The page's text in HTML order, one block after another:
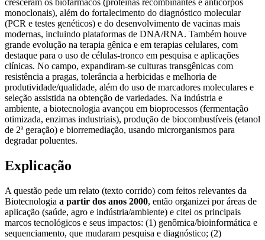
cresceram os biofármacos (proteínas recombinantes e anticorpos
monoclonais), além do fortalecimento do diagnóstico molecular
(PCR e testes genéticos) e do desenvolvimento de vacinas mais
modernas, incluindo plataformas de DNA/RNA. Também houve
grande evolução na terapia gênica e em terapias celulares, com
destaque para o uso de células-tronco em pesquisa e aplicações
clínicas. No campo, expandiram-se culturas transgênicas com
resistência a pragas, tolerância a herbicidas e melhoria de
produtividade/qualidade, além do uso de marcadores moleculares e
seleção assistida na obtenção de variedades. Na indústria e
ambiente, a biotecnologia avançou em bioprocessos (fermentação
otimizada, enzimas industriais), produção de biocombustíveis (etanol
de 2ª geração) e biorremediação, usando microrganismos para
degradar poluentes.
Explicação
A questão pede um relato (texto corrido) com feitos relevantes da
Biotecnologia a partir dos anos 2000, então organizei por áreas de
aplicação (saúde, agro e indústria/ambiente) e citei os principais
marcos tecnológicos e seus impactos: (1) genômica/bioinformática e
sequenciamento, que mudaram pesquisa e diagnóstico; (2)